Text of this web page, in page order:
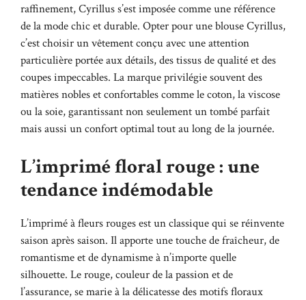
raffinement, Cyrillus s’est imposée comme une référence
de la mode chic et durable. Opter pour une blouse Cyrillus,
c’est choisir un vêtement conçu avec une attention
particulière portée aux détails, des tissus de qualité et des
coupes impeccables. La marque privilégie souvent des
matières nobles et confortables comme le coton, la viscose
ou la soie, garantissant non seulement un tombé parfait
mais aussi un confort optimal tout au long de la journée.
L’imprimé floral rouge : une
tendance indémodable
L’imprimé à fleurs rouges est un classique qui se réinvente
saison après saison. Il apporte une touche de fraîcheur, de
romantisme et de dynamisme à n’importe quelle
silhouette. Le rouge, couleur de la passion et de
l’assurance, se marie à la délicatesse des motifs floraux